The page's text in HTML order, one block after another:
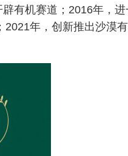
有机赛道；2016年，
年，创新推出沙漠